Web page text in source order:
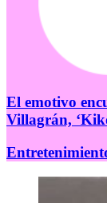
El emotivo
Villagrán,